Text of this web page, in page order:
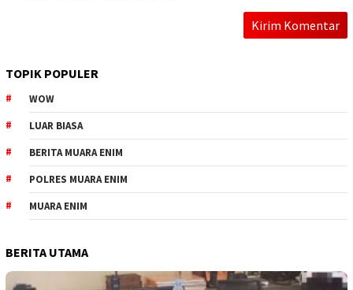
TOPIK POPULER
WOW
LUAR BIASA
BERITA MUARA ENIM
POLRES MUARA ENIM
MUARA ENIM
BERITA UTAMA